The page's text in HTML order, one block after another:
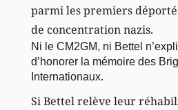
parmi les premiers
de concentration nazis.
Ni le CM2GM, ni Bettel
d’honorer la mémoire des
Internationaux.
Si Bettel relève leur